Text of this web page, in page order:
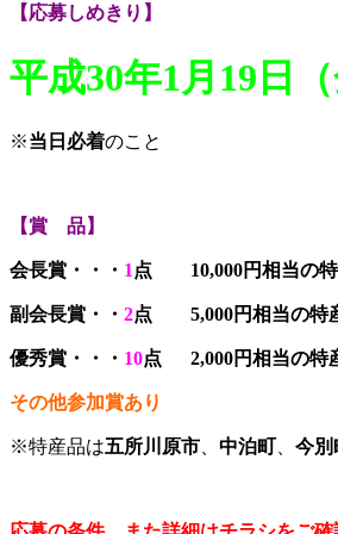
【応募しめきり】
平成30年1月19日（
※当日必着のこと
【賞 品】
会長賞・・・ 1 点 10,000円相当の特
副会長賞・・ 2点 5,000円相当の特
優秀賞・・・ 10点 2,000円相当の特
その他参加賞あり
※特産品は五所川原市 中泊町、 今別